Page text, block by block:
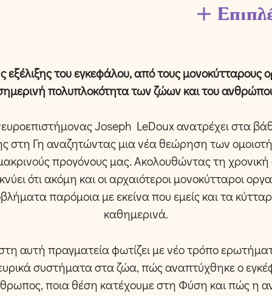
εξέλιξης του εγκεφάλου, από τους μονοκύτταρους
πολυπλοκότητα των ζώων και του
Joseph LeDoux ανατρέχει στα
στη Γη αναζητώντας μια νέα θεώρηση των
προγόνους μας. Ακολουθώντας τη
ότι ακόμη και οι αρχαιότεροι μονοκύτταροι
παρόμοια με εκείνα που εμείς και τα
καθημερινά.
αυτή πραγματεία φωτίζει με νέο τρόπο
συστήματα στα ζώα, πώς αναπτύχθηκε ο
ποια θέση κατέχουμε στη Φύση και πώς η